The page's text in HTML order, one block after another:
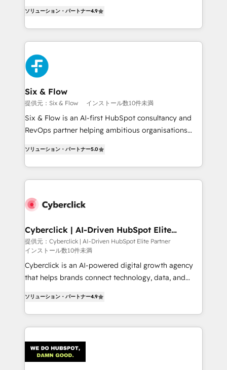
business, processes and systems 🏢 We specialise in
working with mid-market and enterprise
organisations, global organisations and those with
Platform Enablement, Custom Integration and
Onboarding Accredited 🔐 ISO27001 & ISO9001
Certified
Marketing, Sales, Service, CMS and Operations Hub,
so selling and actually engaging with your customers
feels easy and pain-free. We are a top ranked
HubSpot Elite Partner, winner of Rookie of the Year
and Customer First Awards, 4.9/5 rating in HubSpot
Reviews and 4.9/5 rating in Clutch Reviews. Digifianz
helps the following industries: logistics & 3PL, home
improvement & construction, branding and
commercialization, real estate, health, education,
SaaS, Software Dev & IT and consulting, make the
the United States, EU, UAE, Mexico and Latin
America. From casual user to super fan: make
ソリューション・パートナー4.9
Six & Flow
提供元：Six & Flow インストール数10件未満
Six & Flow is an AI-first HubSpot consultancy and
RevOps partner helping ambitious organisations
Operating across the UK, Netherlands, Ireland, and
Canada, we’ve delivered thousands of successful
HubSpot projects for mid-market and enterprise
combine HubSpot, data, and AI to design connected
and technology for predictable, scalable revenue
growth. Our expertise spans RevOps, CRM and data
architecture, AI enablement, and strategic marketing,
delivered through our proprietary FLAIR framework
for responsible AI adoption. As a HubSpot Elite
we blend strategy, creativity, and technology to help
organisations scale smarter and grow stronger.
ソリューション・パートナー5.0
Cyberclick | AI-Driven HubSpot Elite
Partner
提供元：Cyberclick | AI-Driven HubSpot Elite Partner
インストール数10件未満
Cyberclick is an AI-powered digital growth agency
that helps brands connect technology, data, and
Barcelona and operating across Spain, LATAM, and
the UK, we support global companies in building
smarter marketing, sales, and customer success
Iberia (Spain & Portugal), we combine human insight
with intelligent automation to drive sustainable
ソリューション・パートナー4.9